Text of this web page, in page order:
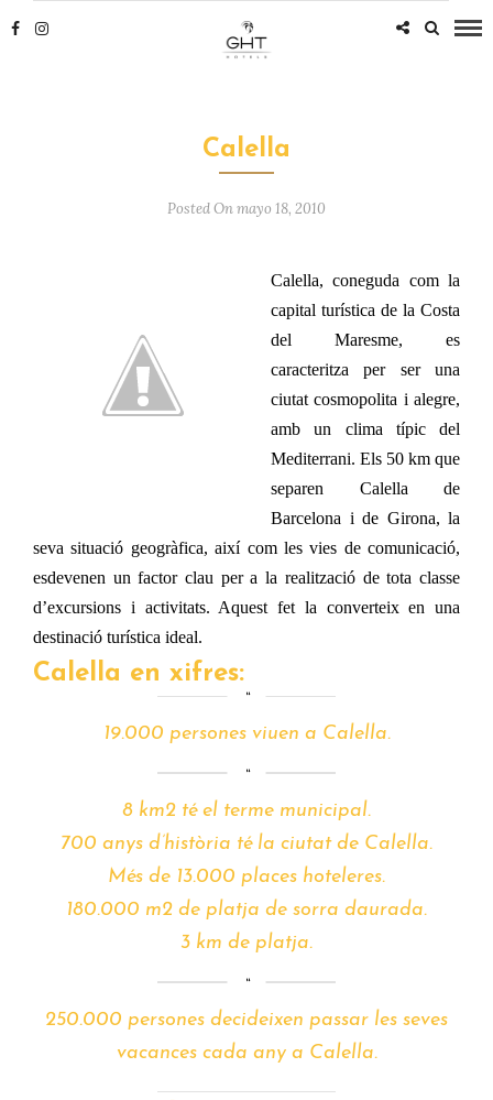
Calella
Posted On mayo 18, 2010
Calella, coneguda com la
capital turística de la Costa
del Maresme, es
caracteritza per ser una
ciutat cosmopolita i alegre,
amb un clima típic del
Mediterrani. Els 50 km que
separen Calella de
Barcelona i de Girona, la
seva situació geogràfica, així com les vies de comunicació,
esdevenen un factor clau per a la realització de tota classe
d’excursions i activitats. Aquest fet la converteix en una
destinació turística ideal.
Calella en xifres:
19.000 persones viuen a Calella.
8 km2 té el terme municipal.
700 anys d’història té la ciutat de Calella.
Més de 13.000 places hoteleres.
180.000 m2 de platja de sorra daurada.
3 km de platja.
250.000 persones decideixen passar les seves
vacances cada any a Calella.